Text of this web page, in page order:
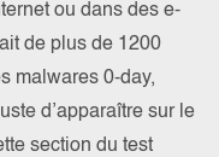
ou dans des e-
de plus de 1200
malwares 0-day,
d’apparaître sur le
section du test